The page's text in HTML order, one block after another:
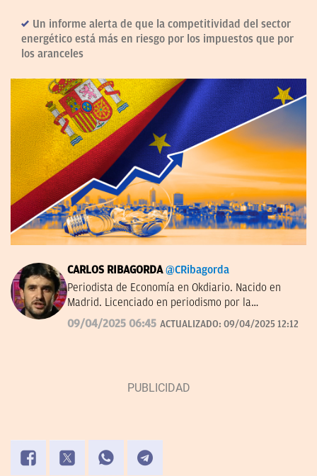
Un informe alerta de que la competitividad del sector
energético está más en riesgo por los impuestos que por
los aranceles
CARLOS RIBAGORDA @CRibagorda
Periodista de Economía en Okdiario. Nacido en
Madrid. Licenciado en periodismo por la
Universidad Complutense.
09/04/2025 06:45 ACTUALIZADO: 09/04/2025 12:12